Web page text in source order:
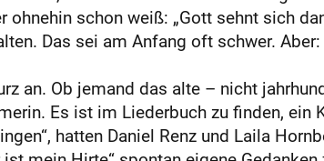
schon weiß: „Gott sehnt sich
Das sei am Anfang oft schwer.
an. Ob jemand das alte – nicht
Es ist im Liederbuch zu finden,
hatten Daniel Renz und Laila